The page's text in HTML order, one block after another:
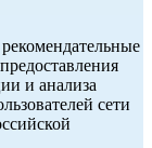
и анализа
сети